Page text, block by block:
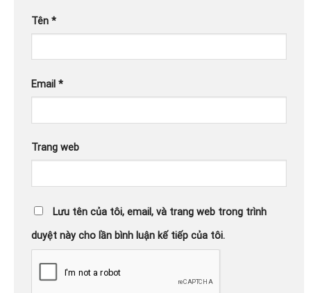
Tên *
Email *
Trang web
Lưu tên của tôi, email, và trang web trong trình
duyệt này cho lần bình luận kế tiếp của tôi.